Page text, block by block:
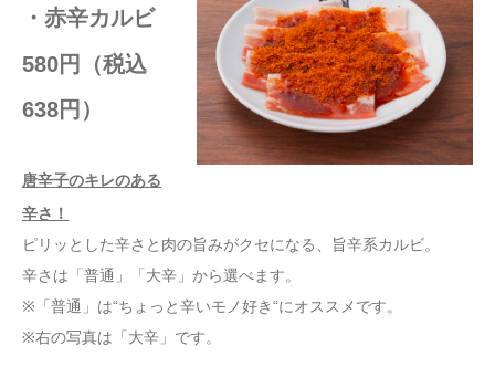
・赤辛カルビ
580円（税込
638円）
唐辛子のキレのある
辛さ！
ピリッとした辛さと肉の旨みがクセになる、旨辛系カルビ。
辛さは「普通」「大辛」から選べます。
※「普通」は“ちょっと辛いモノ好き“にオススメです。
※右の写真は「大辛」です。